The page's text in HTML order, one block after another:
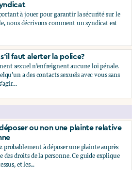
à jouer pour garantir la sécurité sur le
nous décrivons comment un syndicat est
faut alerter la police?
sexuel n’enfreignent aucune loi pénale.
a des contacts sexuels avec vous sans
faut alerter la police?
ou non une plainte relative
probablement à déposer une plainte auprès
droits de la personne. Ce guide explique
et les...